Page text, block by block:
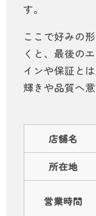
す。
ここで好みの
くと、最後の
インや保証と
輝きや品質へ
店舗名
所在地
営業時間